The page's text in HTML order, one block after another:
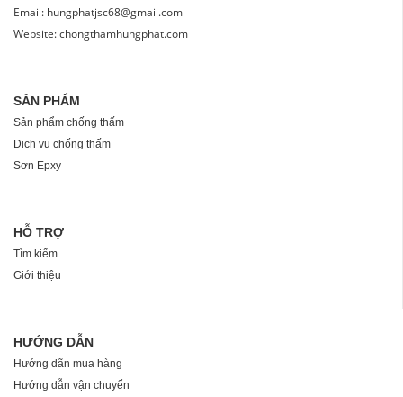
Email: hungphatjsc68@gmail.com
Website: chongthamhungphat.com
SẢN PHẨM
Sản phẩm chống thấm
Dịch vụ chống thấm
Sơn Epxy
HỖ TRỢ
Tìm kiếm
Giới thiệu
HƯỚNG DẪN
Hướng dãn mua hàng
Hướng dẫn vận chuyển